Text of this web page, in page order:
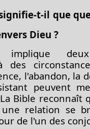
t-il que
Dieu ?
deux
des
l'abandon, la
peuvent
Bible reconnaît
relation se
de l'un des